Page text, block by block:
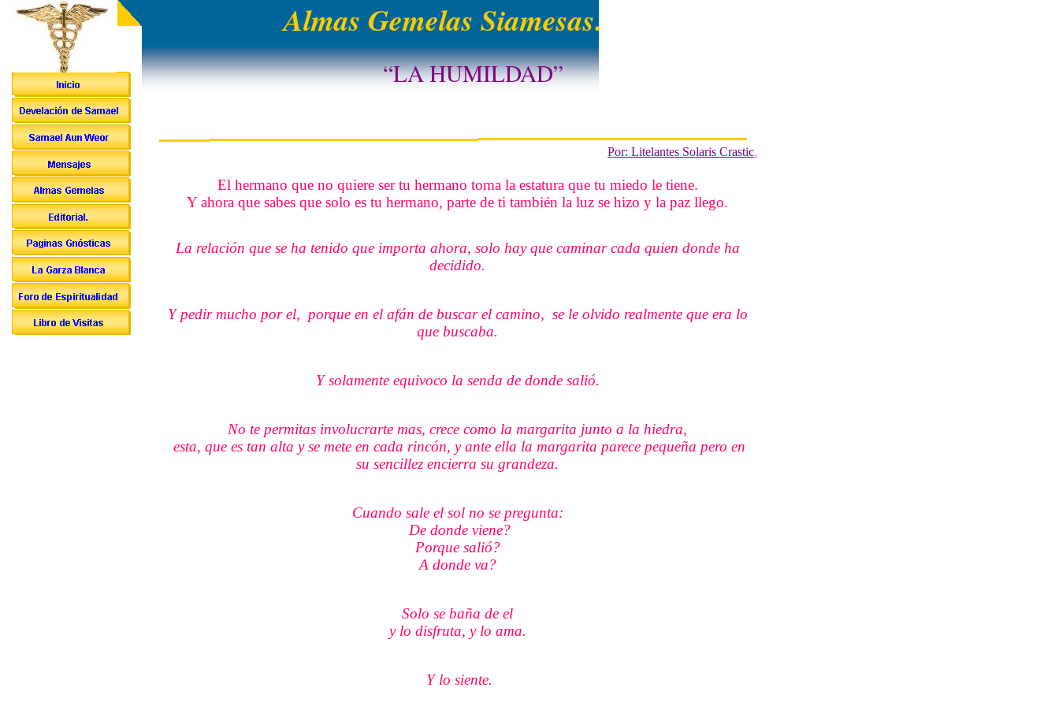
“LA HUMILDAD”
Almas Gemelas Siamesas.
Por: Litelantes Solaris Crastic.
El hermano que no quiere ser tu hermano toma la estatura que tu miedo le tiene.
Y ahora que sabes que solo es tu hermano, parte de ti también la luz se hizo y la paz llego.
La relación que se ha tenido que importa ahora, solo hay que caminar cada quien donde ha
decidido.
Y pedir mucho por el, porque en el afán de buscar el camino, se le olvido realmente que era lo
que buscaba.
Y solamente equivoco la senda de donde salió.
No te permitas involucrarte mas, crece como la margarita junto a la hiedra,
esta, que es tan alta y se mete en cada rincón, y ante ella la margarita parece pequeña pero en
su sencillez encierra su grandeza.
Cuando sale el sol no se pregunta:
De donde viene?
Porque salió?
A donde va?
Solo se baña de el
y lo disfruta, y lo ama.
Y lo siente.